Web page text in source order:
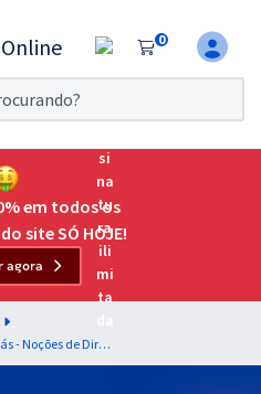
0
por 7 dias!
o Exame da
as principais
em todos os
site SÓ HOJE!
agora
PM GO - Polícia Militar do Estado de Goiás - Noções de Direito Administrativo para Soldado de 2ª Classe Polícia Militar - Combatente - Professor: Gustavo Brígido